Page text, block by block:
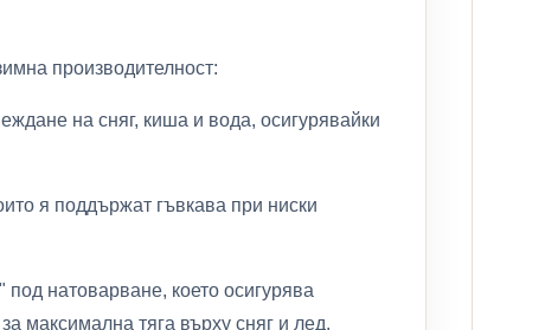
производителност:
на сняг, киша и вода, осигурявайки
я поддържат гъвкава при ниски
натоварване, което осигурява
максимална тяга върху сняг и лед.